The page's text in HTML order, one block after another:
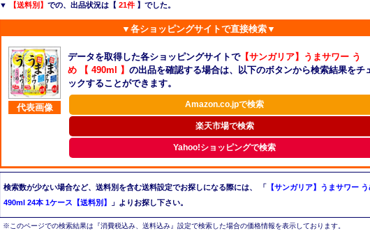
▼
【送料別】 での、出品状況は【 21件 】でした。
▼各ショッピングサイトで直接検索▼
代表画像
データを取得した各ショッピングサイトで【サンガリア】うまサワー う
め 【 490ml 】 の出品を確認する場合は、以下のボタンから検索結果をチ
ックすることができます。
Amazon.co.jpで検索
楽天市場で検索
Yahoo!ショッピングで検索
検索数が少ない場合など、送料別を含む送料設定でお探しになる際には、 「 【サンガリア】うまサワー
490ml 24本 1ケース【送料別】
」よりお探し下さい。
※このページでの検索結果は『消費税込み、送料込み』設定で検索した場合の価格情報を表示しております。